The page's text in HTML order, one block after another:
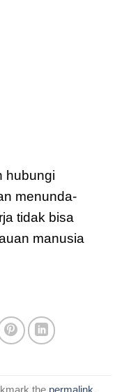
hubungi
menunda-
tidak bisa
manusia
the permalink.